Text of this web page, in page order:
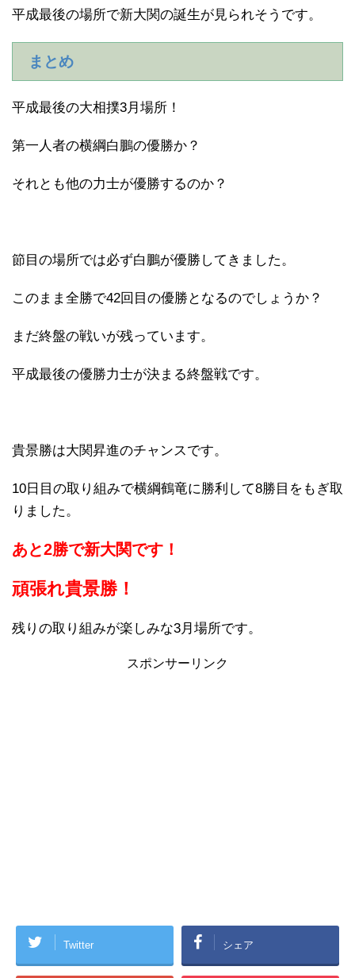
平成最後の場所で新大関の誕生が見られそうです。
まとめ
平成最後の大相撲3月場所！
第一人者の横綱白鵬の優勝か？
それとも他の力士が優勝するのか？
節目の場所では必ず白鵬が優勝してきました。
このまま全勝で42回目の優勝となるのでしょうか？
まだ終盤の戦いが残っています。
平成最後の優勝力士が決まる終盤戦です。
貴景勝は大関昇進のチャンスです。
10日目の取り組みで横綱鶴竜に勝利して8勝目をもぎ取
りました。
あと2勝で新大関です！
頑張れ貴景勝！
残りの取り組みが楽しみな3月場所です。
スポンサーリンク
Twitter シェア